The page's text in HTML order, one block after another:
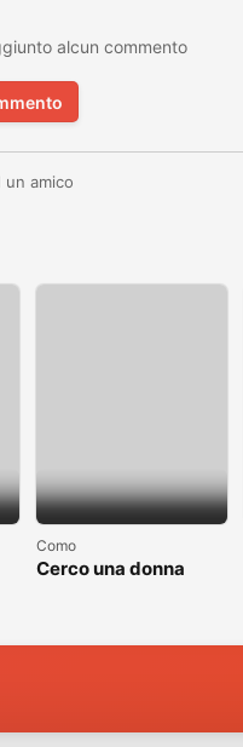
alcun commento
un amico
Como
Cerco una donna